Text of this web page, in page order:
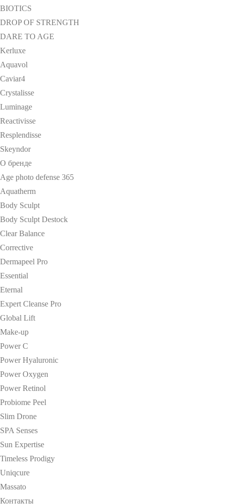
BIOTICS
DROP OF STRENGTH
DARE TO AGE
Kerluxe
Aquavol
Caviar4
Crystalisse
Luminage
Reactivisse
Resplendisse
Skeyndor
О бренде
Age photo defense 365
Aquatherm
Body Sculpt
Body Sculpt Destock
Clear Balance
Corrective
Dermapeel Pro
Essential
Eternal
Expert Cleanse Pro
Global Lift
Make-up
Power C
Power Hyaluronic
Power Oxygen
Power Retinol
Probiome Peel
Slim Drone
SPA Senses
Sun Expertise
Timeless Prodigy
Uniqcure
Massato
Контакты